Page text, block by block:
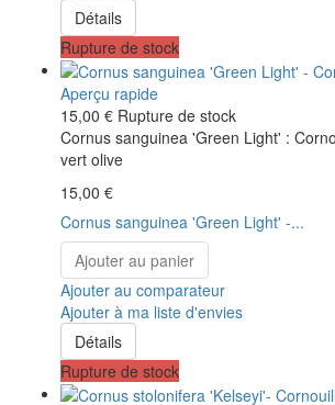
Détails
Rupture de stock
Aperçu rapide
15,00 € Rupture de stock
Cornus sanguinea 'Green Light' :
vert olive
15,00 €
Cornus sanguinea 'Green Light' -...
Ajouter au panier
Ajouter au comparateur
Ajouter à ma liste d'envies
Détails
Rupture de stock